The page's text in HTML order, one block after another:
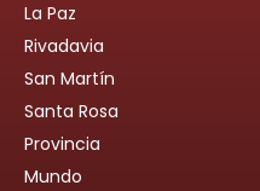
La Paz
Rivadavia
San Martín
Santa Rosa
Provincia
Mundo